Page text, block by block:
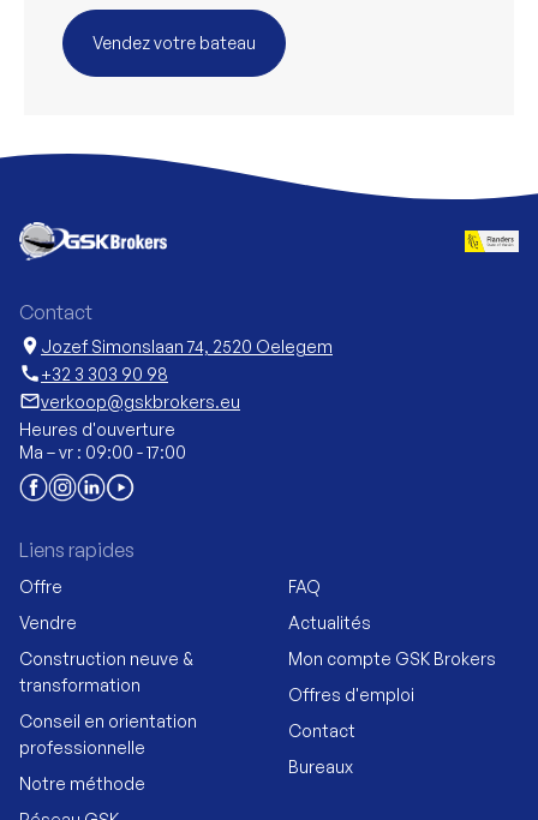
Vendez votre bateau
Contact
location_on Jozef Simonslaan 74, 2520 Oelegem
call+32 3 303 90 98
mail_outlineverkoop@gskbrokers.eu
Heures d'ouverture
Ma – vr : 09:00 - 17:00
Liens rapides
Offre
Vendre
Construction neuve &
transformation
Conseil en orientation
professionnelle
Notre méthode
FAQ
Actualités
Mon compte GSK Brokers
Offres d'emploi
Contact
Bureaux